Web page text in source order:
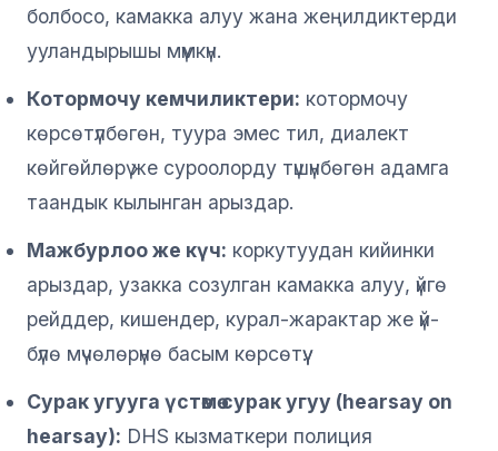
болбосо, камакка алуу жана жеңилдиктерди
ууландырышы мүмкүн.
Котормочу кемчиликтери: котормочу
көрсөтүлбөгөн, туура эмес тил, диалект
көйгөйлөрү же суроолорду түшүнбөгөн адамга
таандык кылынган арыздар.
Мажбурлоо же күч: коркутуудан кийинки
арыздар, узакка созулган камакка алуу, үйгө
рейддер, кишендер, курал-жарактар же үй-
бүлө мүчөлөрүнө басым көрсөтүү.
Сурак угууга үстөмө сурак угуу (hearsay on
hearsay): DHS кызматкери полиция